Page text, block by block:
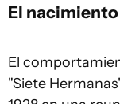
El
El
"Siete